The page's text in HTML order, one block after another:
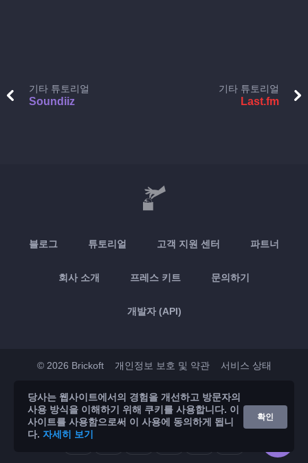
기타 튜토리얼
Soundiiz
기타 튜토리얼
Last.fm
블로그 튜토리얼 고객 지원 센터 파트너
회사 소개 프레스 키트 문의하기
개발자 (API)
© 2026 Brickoft 개인정보 보호 및 약관 서비스 상태
App Store Google Play
당사는 웹사이트에서의 경험을 개선하고 방문자의
사용 방식을 이해하기 위해 쿠키를 사용합니다. 이
사이트를 사용함으로써 이 사용에 동의하게 됩니
다. 자세히 보기
확인